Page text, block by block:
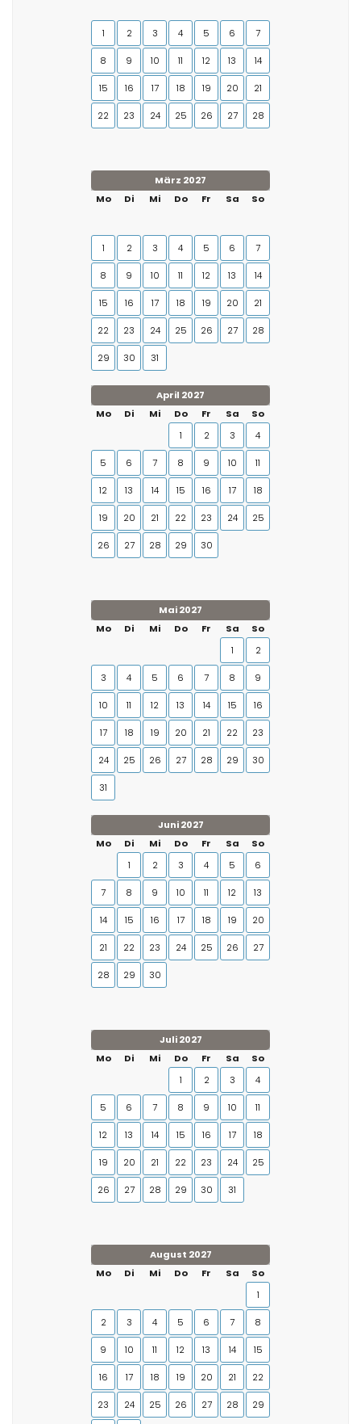
1 2 3 4 5 6 7
8 9 10 11 12 13 14
15 16 17 18 19 20 21
22 23 24 25 26 27 28
März 2027
Mo
Di Mi Do Fr Sa So
1 2 3 4 5 6 7
8 9 10 11 12 13 14
15 16 17 18 19 20 21
22 23 24 25 26 27 28
29 30 31
April 2027
Mo
Di Mi Do Fr Sa
So
1
2 3 4
5 6 7 8 9 10 11
12 13 14 15 16 17 18
19 20 21 22 23 24 25
26 27 28 29 30
Mai 2027
Mo
Di Mi Do Fr Sa
So
1
2
3 4 5 6 7 8 9
10 11 12 13 14 15 16
17 18 19 20 21 22 23
24 25 26 27 28 29 30
31
Juni 2027
Mo
Di Mi Do Fr Sa
So
1
2 3 4 5 6
7 8 9 10 11 12 13
14 15 16 17 18 19 20
21 22 23 24 25 26 27
28 29 30
Juli 2027
Mo
Di Mi Do Fr Sa
So
1
2 3 4
5 6 7 8 9 10 11
12 13 14 15 16 17 18
19 20 21 22 23 24 25
26 27 28 29 30 31
August 2027
Mo
Di Mi Do Fr Sa
So
1
2 3 4 5 6 7 8
9 10 11 12 13 14 15
16 17 18 19 20 21 22
23 24 25 26 27 28 29